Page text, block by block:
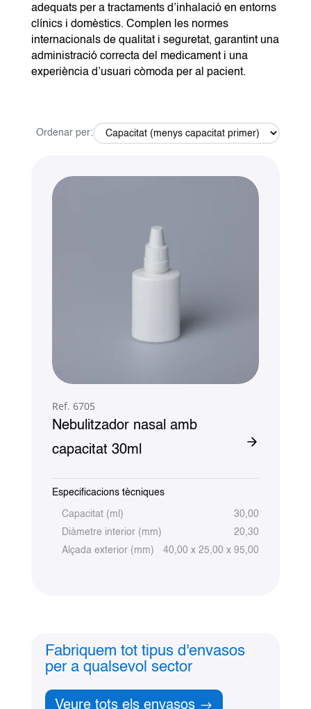
adequats per a tractaments d’inhalació en entorns
clínics i domèstics. Complen les normes
internacionals de qualitat i seguretat, garantint una
administració correcta del medicament i una
experiència d’usuari còmoda per al pacient.
Ordenar per:
Ref. 6705
Nebulitzador nasal amb
capacitat 30ml
Especificacions tècniques
Capacitat (ml)
30,00
Diàmetre interior (mm)
20,30
Alçada exterior (mm)
40,00 x 25,00 x 95,00
Fabriquem tot tipus d'envasos
per a qualsevol sector
Veure tots els envasos